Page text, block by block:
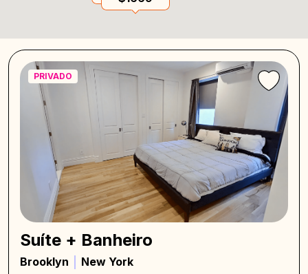
PRIVADO
Suíte + Banheiro
Brooklyn New York